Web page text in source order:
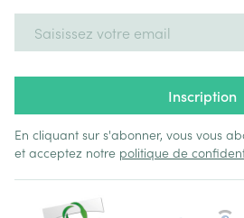
Inscription
En cliquant sur s'abonner, vous vous
et acceptez notre politique de